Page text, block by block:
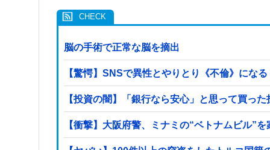
脳の手術で正常な脳を摘出
【驚愕】SNSで異性とやりとり《不倫》にな
【投資の闇】「銀行なら安心」と思って買っ
【衝撃】大阪府警、ミナミの“ベトナムビル”